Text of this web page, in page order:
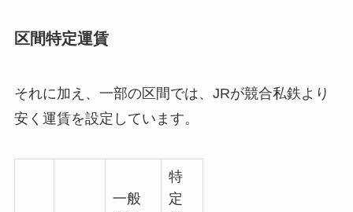
区間特定運賃
それに加え、一部の区間では、JRが競合私鉄より
安く運賃を設定しています。
一般
特
定